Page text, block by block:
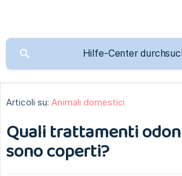
Articoli su: Animali domestici
Quali trattamenti
sono coperti?